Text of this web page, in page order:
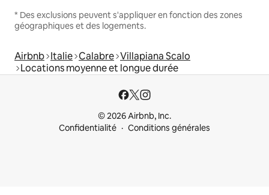
* Des exclusions peuvent s'appliquer en fonction des zones
géographiques et des logements.
Airbnb Italie Calabre Villapiana Scalo
Locations moyenne et longue durée
© 2026 Airbnb, Inc.
Confidentialité
Conditions générales